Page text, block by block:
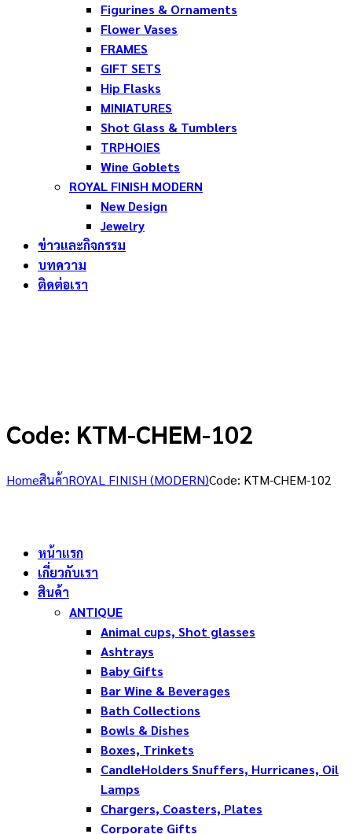
Figurines & Ornaments
Flower Vases
FRAMES
GIFT SETS
Hip Flasks
MINIATURES
Shot Glass & Tumblers
TRPHOIES
Wine Goblets
ROYAL FINISH MODERN
New Design
Jewelry
ข่าวและกิจกรรม
บทความ
ติดต่อเรา
Code: KTM-CHEM-102
Homeสินค้าROYAL FINISH (MODERN)Code: KTM-CHEM-102
หน้าแรก
เกี่ยวกับเรา
สินค้า
ANTIQUE
Animal cups, Shot glasses
Ashtrays
Baby Gifts
Bar Wine & Beverages
Bath Collections
Bowls & Dishes
Boxes, Trinkets
CandleHolders Snuffers, Hurricanes, Oil
Lamps
Chargers, Coasters, Plates
Corporate Gifts